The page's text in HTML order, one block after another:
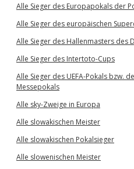
Alle Sieger des Europapokals der
Alle Sieger des europäischen
Alle Sieger des Hallenmasters des
Alle Sieger des Intertoto-Cups
Alle Sieger des UEFA-Pokals bzw.
Messepokals
Alle sky-Zweige in Europa
Alle slowakischen Meister
Alle slowakischen Pokalsieger
Alle slowenischen Meister